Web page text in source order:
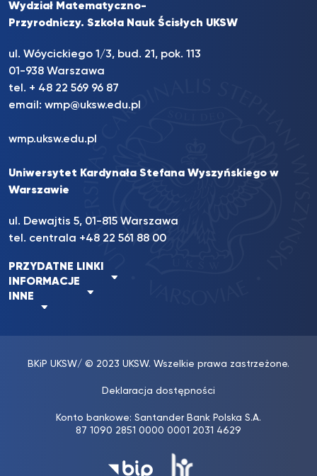
Wydział Matematyczno-
Przyrodniczy. Szkoła Nauk Ścisłych UKSW
ul. Wóycickiego 1/3, bud. 21, pok. 113
01-938 Warszawa
tel. + 48 22 569 96 87
email: wmp@uksw.edu.pl
wmp.uksw.edu.pl
Uniwersytet Kardynała Stefana Wyszyńskiego w
Warszawie
ul. Dewajtis 5, 01-815 Warszawa
tel. centrala +48 22 561 88 00
PRZYDATNE LINKI
INFORMACJE
INNE
BKiP UKSW/ © 2023 UKSW. Wszelkie prawa zastrzeżone.
Deklaracja dostępności
Konto bankowe: Santander Bank Polska S.A.
87 1090 2851 0000 0001 2031 4629